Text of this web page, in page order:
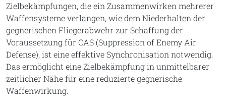
Zielbekämpfungen, die ein Zusammenwirken mehrerer
Waffensysteme verlangen, wie dem Niederhalten der
gegnerischen Fliegerabwehr zur Schaffung der
Voraussetzung für CAS (Suppression of Enemy Air
Defense), ist eine effektive Synchronisation notwendig.
Das ermöglicht eine Zielbekämpfung in unmittelbarer
zeitlicher Nähe für eine reduzierte gegnerische
Waffenwirkung.